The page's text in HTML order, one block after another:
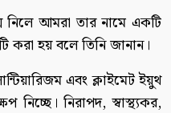
নিলে আমরা তার নামে একটি
করা হয় বলে তিনি জানান।
এবং ক্লাইমেট ইয়ুথ
নিরাপদ, স্বাস্থ্যকর,